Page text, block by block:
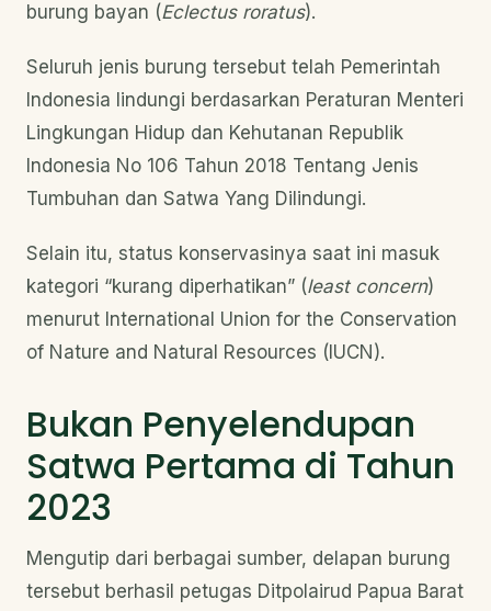
burung bayan (Eclectus roratus).
Seluruh jenis burung tersebut telah Pemerintah
Indonesia lindungi berdasarkan Peraturan Menteri
Lingkungan Hidup dan Kehutanan Republik
Indonesia No 106 Tahun 2018 Tentang Jenis
Tumbuhan dan Satwa Yang Dilindungi.
Selain itu, status konservasinya saat ini masuk
kategori “kurang diperhatikan” (least concern)
menurut International Union for the Conservation
of Nature and Natural Resources (IUCN).
Bukan Penyelendupan
Satwa Pertama di Tahun
2023
Mengutip dari berbagai sumber, delapan burung
tersebut berhasil petugas Ditpolairud Papua Barat